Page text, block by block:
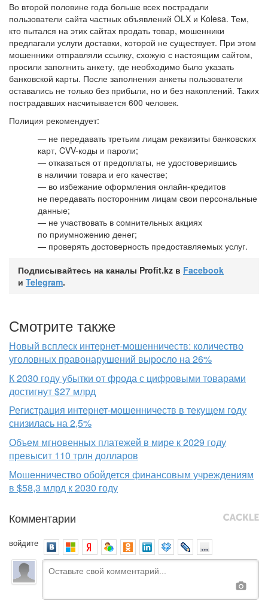
Во второй половине года больше всех пострадали
пользователи сайта частных объявлений OLX и Kolesa. Тем,
кто пытался на этих сайтах продать товар, мошенники
предлагали услуги доставки, которой не существует. При этом
мошенники отправляли ссылку, схожую с настоящим сайтом,
просили заполнить анкету, где необходимо было указать
банковской карты. После заполнения анкеты пользователи
оставались не только без прибыли, но и без накоплений. Таких
пострадавших насчитывается 600 человек.
Полиция рекомендует:
— не передавать третьим лицам реквизиты банковских
карт, CVV-коды и пароли;
— отказаться от предоплаты, не удостоверившись
в наличии товара и его качестве;
— во избежание оформления онлайн-кредитов
не передавать посторонним лицам свои персональные
данные;
— не участвовать в сомнительных акциях
по приумножению денег;
— проверять достоверность предоставляемых услуг.
Подписывайтесь на каналы Profit.kz в Facebook
и Telegram.
Смотрите также
Новый всплеск интернет-мошенничеств: количество
уголовных правонарушений выросло на 26%
К 2030 году убытки от фрода с цифровыми товарами
достигнут $27 млрд
Регистрация интернет-мошенничеств в текущем году
снизилась на 2,5%
Объем мгновенных платежей в мире к 2029 году
превысит 110 трлн долларов
Мошенничество обойдется финансовым учреждениям
в $58,3 млрд к 2030 году
Комментарии
войдите